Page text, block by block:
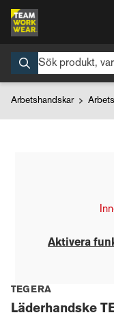
Arbetshandskar
Aktivera
TEGERA
Läderhandske